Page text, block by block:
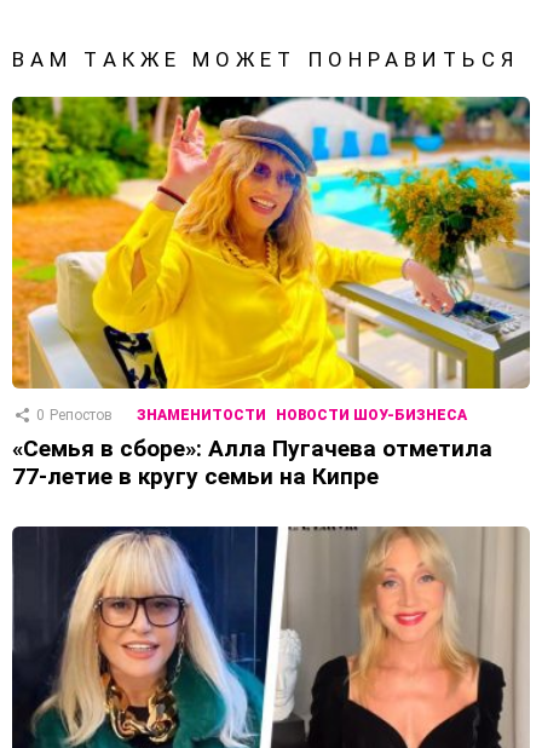
ВАМ ТАКЖЕ МОЖЕТ ПОНРАВИТЬСЯ
0 Репостов ЗНАМЕНИТОСТИ НОВОСТИ ШОУ-БИЗНЕСА
«Семья в сборе»: Алла Пугачева отметила
77-летие в кругу семьи на Кипре